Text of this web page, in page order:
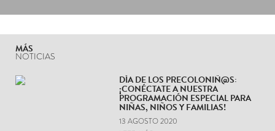
EL MUSEO
NOTICIAS
MÁS
NOTICIAS
DÍA DE LOS PRECOLONIÑ@S:
¡CONÉCTATE A NUESTRA
PROGRAMACIÓN ESPECIAL PARA
NIÑAS, NIÑOS Y FAMILIAS!
13 AGOSTO 2020